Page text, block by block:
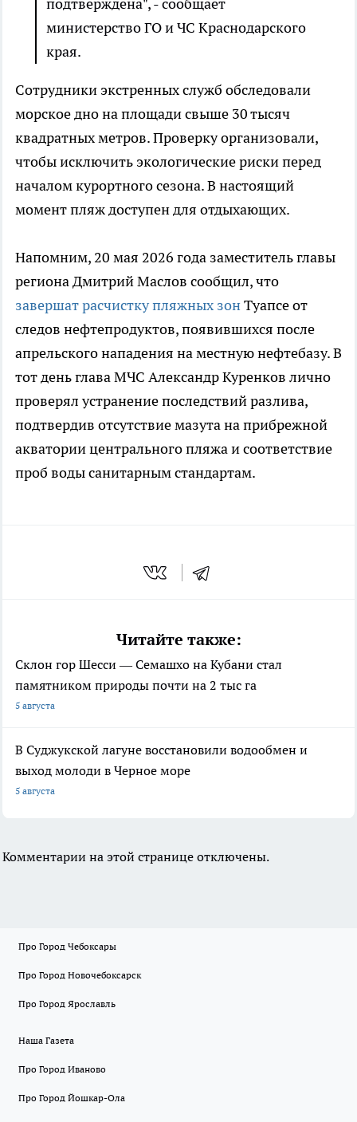
подтверждена", - сообщает
министерство ГО и ЧС Краснодарского
края.
Сотрудники экстренных служб обследовали
морское дно на площади свыше 30 тысяч
квадратных метров. Проверку организовали,
чтобы исключить экологические риски перед
началом курортного сезона. В настоящий
момент пляж доступен для отдыхающих.
Напомним, 20 мая 2026 года заместитель главы
региона Дмитрий Маслов сообщил, что
завершат расчистку пляжных зонТуапсе от
следов нефтепродуктов, появившихся после
апрельского нападения на местную нефтебазу. В
тот день глава МЧС Александр Куренков лично
проверял устранение последствий разлива,
подтвердив отсутствие мазута на прибрежной
акватории центрального пляжа и соответствие
проб воды санитарным стандартам.
Читайте также:
Склон гор Шесси — Семашхо на Кубани стал
памятником природы почти на 2 тыс га
5 августа
В Суджукской лагуне восстановили водообмен и
выход молоди в Черное море
5 августа
Комментарии на этой странице отключены.
Про Город Чебоксары
Про Город Новочебоксарск
Про Город Ярославль
Наша Газета
Про Город Иваново
Про Город Йошкар-Ола